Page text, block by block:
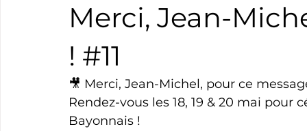
Natation
Cyclotourisme Surf Basket
Merci, Jean-
! #11
🎥 Merci, Jean-Michel, pour ce
Rendez-vous les 18, 19 & 20 mai
Bayonnais !